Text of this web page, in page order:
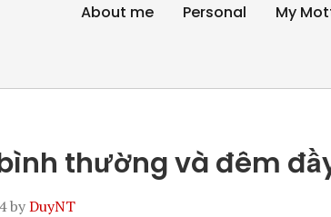
About me Personal My
thường và đêm
byDuyNT